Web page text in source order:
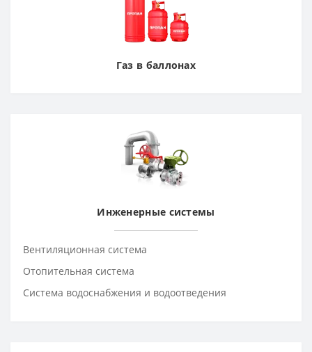
Газ в баллонах
Инженерные системы
Вентиляционная система
Отопительная система
Система водоснабжения и водоотведения